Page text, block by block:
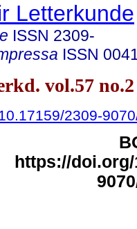
Letterkunde
ISSN 2309-
ISSN
vol.57
2309-
https://doi.org/